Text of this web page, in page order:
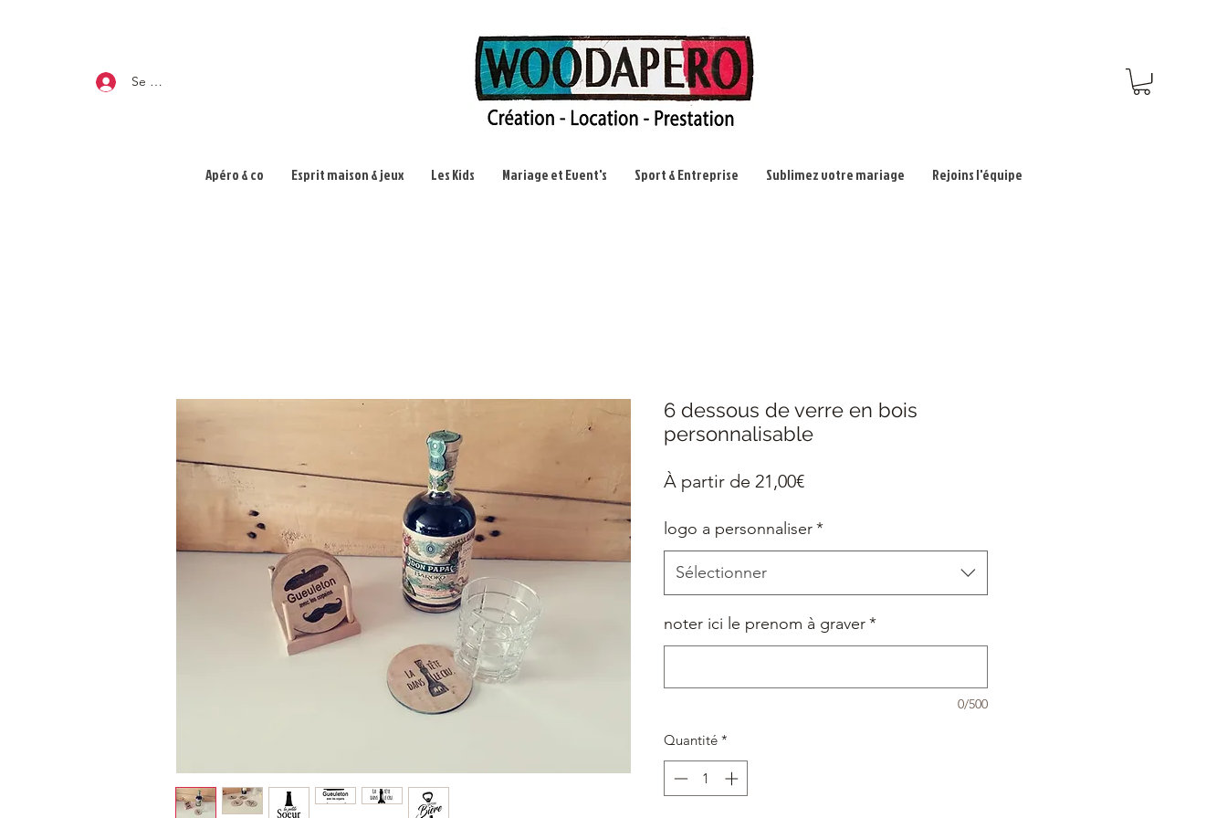
Se connecter
Apéro & co Esprit maison & jeux Les Kids Mariage et Event's Sport & Entreprise Sublimez votre mariage Rejoins l'équipe
6 dessous de verre en bois
personnalisable
À partir de 21,00€Prix
logo a personnaliser*
Sélectionner
noter ici le prenom à graver*
0/500
Quantité *